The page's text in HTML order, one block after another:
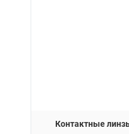
Контактные